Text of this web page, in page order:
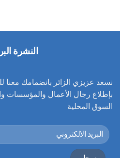
النشرة
نسعد عزيزي الزائر بانضمامك معنا
بإطلاع رجال الأعمال والمؤسسات
السوق المحلية